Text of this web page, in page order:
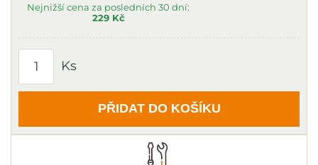
Nejnižší cena za posledních 30 dní:
229 Kč
Ks
PŘIDAT DO KOŠÍKU